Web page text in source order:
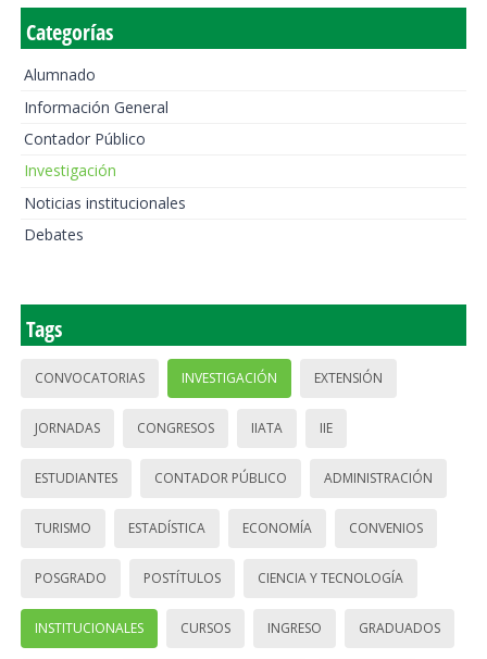
Categorías
Alumnado
Información General
Contador Público
Investigación
Noticias institucionales
Debates
Tags
CONVOCATORIAS INVESTIGACIÓN EXTENSIÓN
JORNADAS CONGRESOS IIATA IIE
ESTUDIANTES CONTADOR PÚBLICO ADMINISTRACIÓN
TURISMO ESTADÍSTICA ECONOMÍA CONVENIOS
POSGRADO POSTÍTULOS CIENCIA Y TECNOLOGÍA
INSTITUCIONALES CURSOS INGRESO GRADUADOS